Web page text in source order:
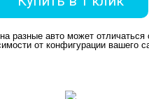
разные авто может отличаться
от конфигурации вашего